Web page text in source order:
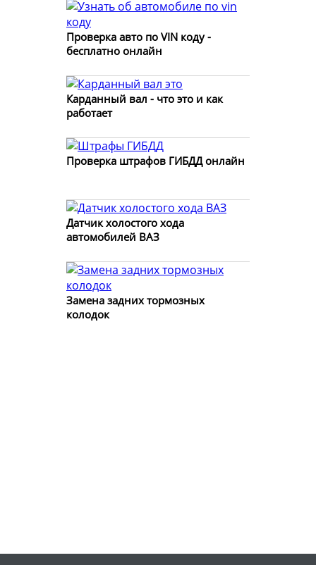
Проверка авто по VIN коду -
бесплатно онлайн
Карданный вал - что это и как
работает
Проверка штрафов ГИБДД онлайн
Датчик холостого хода
автомобилей ВАЗ
Замена задних тормозных
колодок